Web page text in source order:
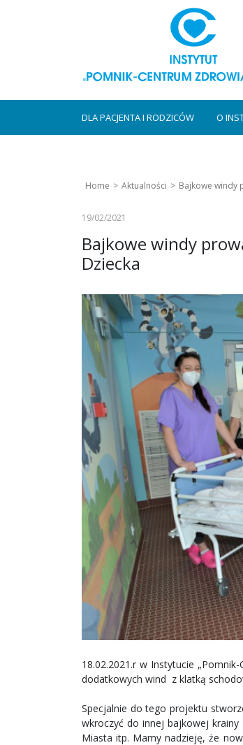
DLA PACJENTA I RODZICÓW O
Home Aktualności Bajkowe windy
19/02/2021
Bajkowe windy
Dziecka
18.02.2021.r w Instytucie
dodatkowych wind z klatką
Specjalnie do tego projektu
wkroczyć do innej bajkowej
Miasta itp. Mamy nadzieję, że